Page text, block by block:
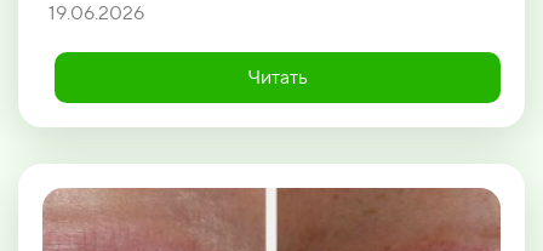
19.06.2026
Читать